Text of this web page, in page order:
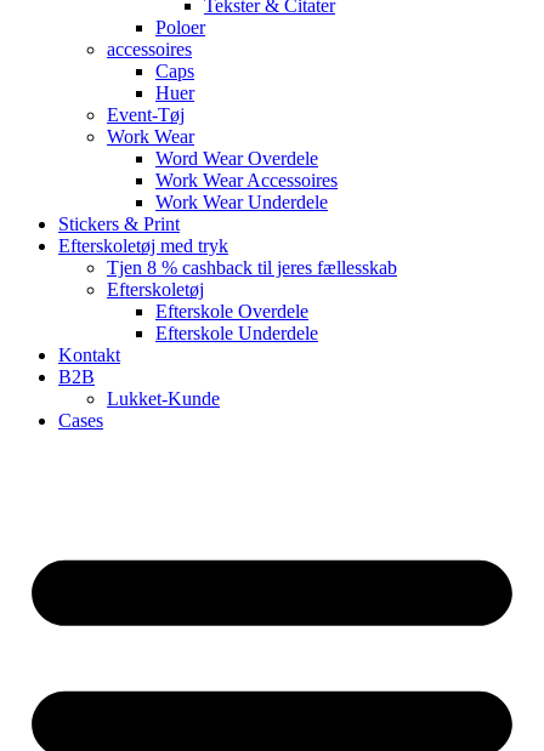
Tekster & Citater
Poloer
accessoires
Caps
Huer
Event-Tøj
Work Wear
Word Wear Overdele
Work Wear Accessoires
Work Wear Underdele
Stickers & Print
Efterskoletøj med tryk
Tjen 8 % cashback til jeres fællesskab
Efterskoletøj
Efterskole Overdele
Efterskole Underdele
Kontakt
B2B
Lukket-Kunde
Cases